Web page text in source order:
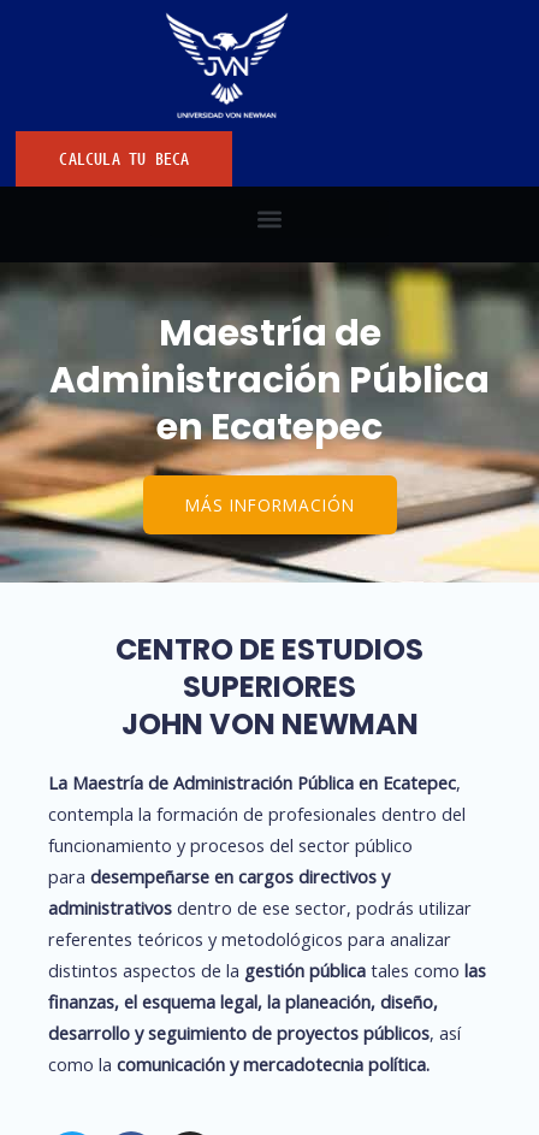
CALCULA TU BECA
Maestría de
Administración Pública
en Ecatepec
MÁS INFORMACIÓN
CENTRO DE ESTUDIOS
SUPERIORES
JOHN VON NEWMAN
La Maestría de Administración Pública en Ecatepec,
contempla la formación de profesionales dentro del
funcionamiento y procesos del sector público
para desempeñarse en cargos directivos y
administrativos dentro de ese sector, podrás utilizar
referentes teóricos y metodológicos para analizar
distintos aspectos de la gestión pública tales como las
finanzas, el esquema legal, la planeación, diseño,
desarrollo y seguimiento de proyectos públicos, así
como la comunicación y mercadotecnia política.